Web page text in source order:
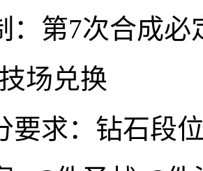
：第7次合成必
场兑换
要求：钻石段